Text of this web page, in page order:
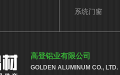
系统门窗
高登铝业有限公司
GOLDEN ALUMINUM CO., LTD.